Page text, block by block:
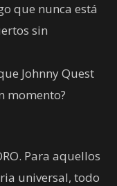
que nunca está
sin
Johnny Quest
momento?
Para aquellos
universal, todo